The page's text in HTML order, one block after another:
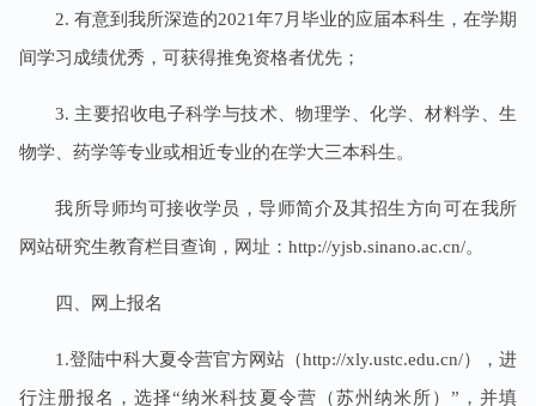
2. 有意到我所深造的2021年7月毕业的应届本科生，在学期
间学习成绩优秀，可获得推免资格者优先；
3. 主要招收电子科学与技术、物理学、化学、材料学、生
物学、药学等专业或相近专业的在学大三本科生。
我所导师均可接收学员，导师简介及其招生方向可在我所
网站研究生教育栏目查询，网址： http://yjsb.sinano.ac.cn/。
四、网上报名
1.登陆中科大夏令营官方网站（http://xly.ustc.edu.cn/），进
行注册报名，选择“纳米科技夏令营（苏州纳米所）”，并填